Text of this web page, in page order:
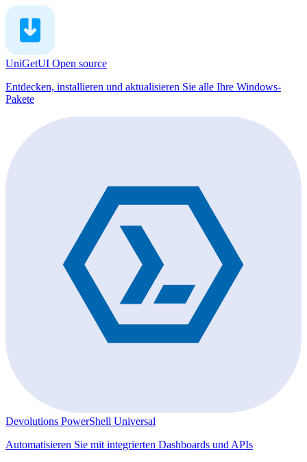
UniGetUI Open source
Entdecken, installieren und aktualisieren Sie alle Ihre Windows-
Pakete
Devolutions PowerShell Universal
Automatisieren Sie mit integrierten Dashboards und APIs